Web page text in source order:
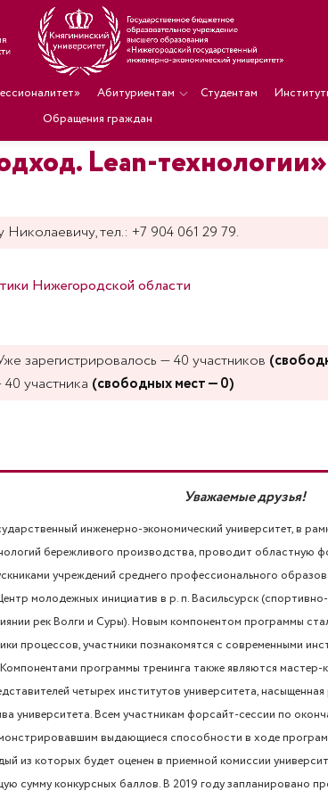
Абитуриентам Студентам
Обращения граждан
Lean-технологии»
тел.: +7 904 061 29 79.
Нижегородской области
зарегистрировалось — 40 участников
участника (свободных мест — 0)
Уважаемые друзья!
инженерно-экономический университет, в
бережливого производства, проводит областную
учреждений среднего профессионального
молодежных инициатив в р. п. Васильсурск
рек Волги и Суры). Новым компонентом программы
процессов, участники познакомятся с современными
программы тренинга также являются мастер-
четырех институтов университета,
университета. Всем участникам форсайт-сессии по
выдающиеся способности в ходе
из которых будет оценен в приемной комиссии
сумму конкурсных баллов. В 2019 году запланировано